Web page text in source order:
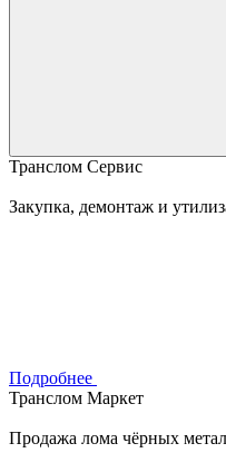
Транслом Сервис
Закупка, демонтаж и
Подробнее
Транслом Маркет
Продажа лома чёрных